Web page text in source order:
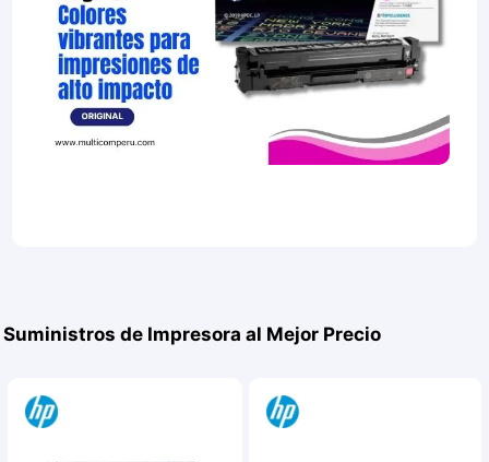
Suministros de Impresora al Mejor Precio